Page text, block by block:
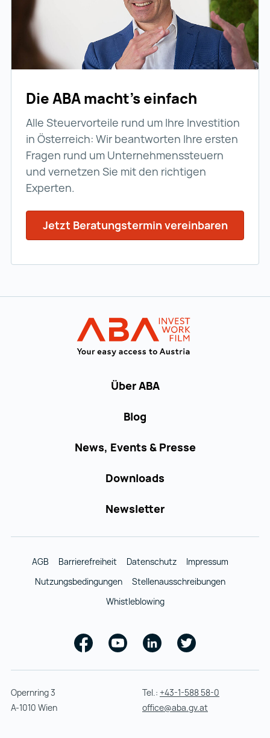
Die ABA macht’s einfach
Alle Steuervorteile rund um Ihre Investition
in Österreich: Wir beantworten Ihre ersten
Fragen rund um Unternehmenssteuern
und vernetzen Sie mit den richtigen
Experten.
Jetzt Beratungstermin vereinbaren
Über ABA
Blog
News, Events & Presse
Downloads
Newsletter
AGB Barrierefreiheit Datenschutz
Impressum
Nutzungsbedingungen
Stellenausschreibungen
Whistleblowing
Facebook
Youtube
Linkedin
Twitter
Opernring 3
A-1010 Wien
Tel.: +43-1-588 58-0
office@aba.gv.at